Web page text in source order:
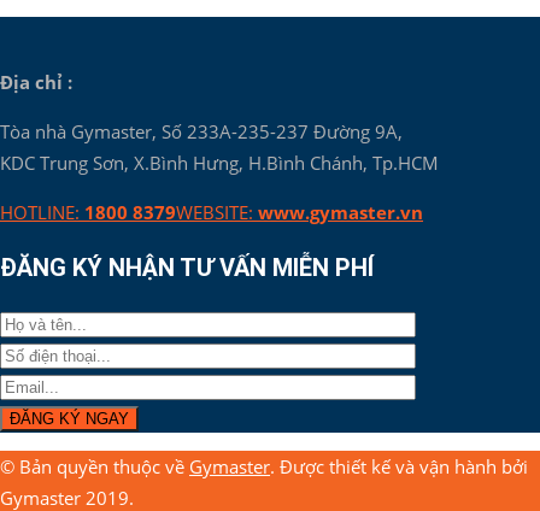
Địa chỉ :
Tòa nhà Gymaster, Số 233A-235-237 Đường 9A,
KDC Trung Sơn, X.Bình Hưng, H.Bình Chánh, Tp.HCM
HOTLINE: 1800 8379WEBSITE: www.gymaster.vn
ĐĂNG KÝ NHẬN TƯ VẤN MIỄN PHÍ
© Bản quyền thuộc về Gymaster. Được thiết kế và vận hành bởi
Gymaster 2019.